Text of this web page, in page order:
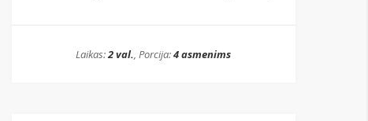
Laikas:2 val., Porcija:4 asmenims